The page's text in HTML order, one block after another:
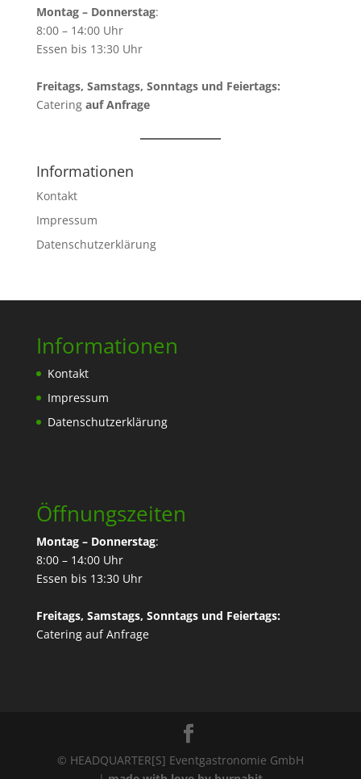
Montag – Donnerstag:
8:00 – 14:00 Uhr
Essen bis 13:30 Uhr
Freitags, Samstags, Sonntags und Feiertags:
Catering auf Anfrage
Informationen
Kontakt
Impressum
Datenschutzerklärung
Informationen
Kontakt
Impressum
Datenschutzerklärung
Öffnungszeiten
Montag – Donnerstag:
8:00 – 14:00 Uhr
Essen bis 13:30 Uhr
Freitags, Samstags, Sonntags und Feiertags:
Catering auf Anfrage
© HEADQUARTER[S] Eventgastronomie GmbH